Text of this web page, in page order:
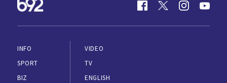
INFO
SPORT
BIZ
VIDEO
TV
ENGLISH